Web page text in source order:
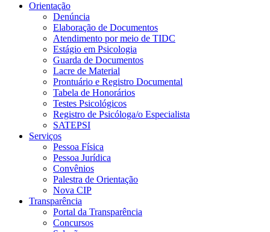
Orientação
Denúncia
Elaboração de Documentos
Atendimento por meio de TIDC
Estágio em Psicologia
Guarda de Documentos
Lacre de Material
Prontuário e Registro Documental
Tabela de Honorários
Testes Psicológicos
Registro de Psicóloga/o Especialista
SATEPSI
Serviços
Pessoa Física
Pessoa Jurídica
Convênios
Palestra de Orientação
Nova CIP
Transparência
Portal da Transparência
Concursos